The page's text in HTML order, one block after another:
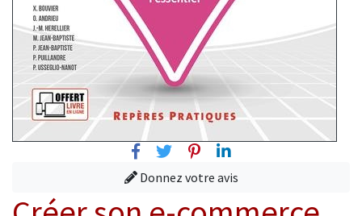
FacebookTwitterPinterest
Linkedin
Donnez votre avis